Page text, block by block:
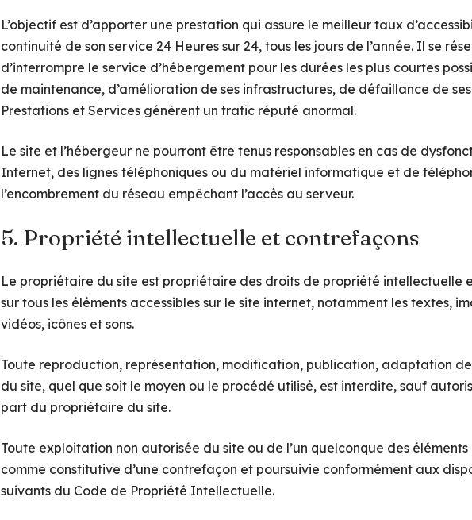
L’objectif est d’apporter une prestation qui assure le meilleur taux
continuité de son service 24 Heures sur 24, tous les jours de l’année. Il se
d’interrompre le service d’hébergement pour les durées les plus courtes
de maintenance, d’amélioration de ses infrastructures, de défaillance de
Prestations et Services génèrent un trafic réputé anormal.
Le site et l’hébergeur ne pourront être tenus responsables en cas de
Internet, des lignes téléphoniques ou du matériel informatique et de
l’encombrement du réseau empêchant l’accès au serveur.
5. Propriété intellectuelle et contrefaçons
Le propriétaire du site est propriétaire des droits de propriété intellectuelle
sur tous les éléments accessibles sur le site internet, notamment les textes,
vidéos, icônes et sons.
Toute reproduction, représentation, modification, publication, adaptation
du site, quel que soit le moyen ou le procédé utilisé, est interdite, sauf
part du propriétaire du site.
Toute exploitation non autorisée du site ou de l’un quelconque des
comme constitutive d’une contrefaçon et poursuivie conformément aux
suivants du Code de Propriété Intellectuelle.